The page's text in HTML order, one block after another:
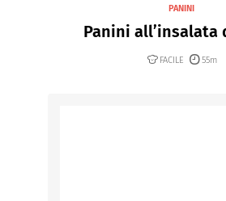
PANINI
Panini all’insalata
FACILE 55m